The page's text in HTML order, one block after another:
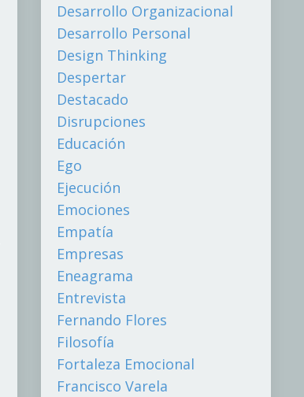
Desarrollo Organizacional
Desarrollo Personal
Design Thinking
Despertar
Destacado
Disrupciones
Educación
Ego
Ejecución
Emociones
Empatía
Empresas
Eneagrama
Entrevista
Fernando Flores
Filosofía
Fortaleza Emocional
Francisco Varela